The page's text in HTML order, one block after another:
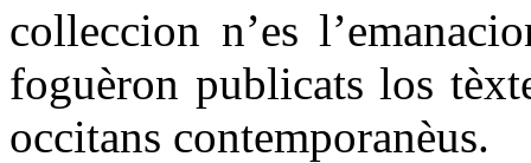
colleccion n’es
foguèron publicats los
occitans contemporanèus.